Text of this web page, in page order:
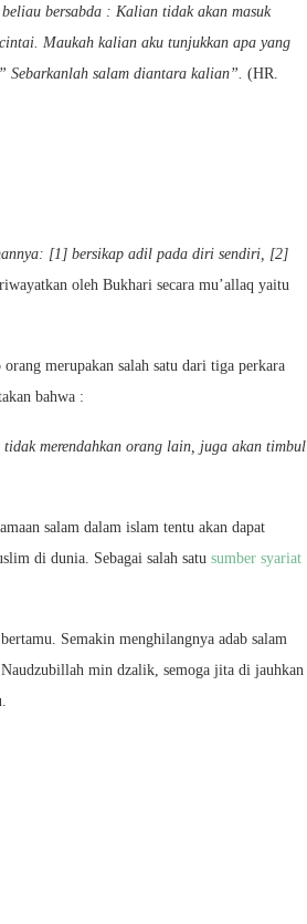
bersabda : Kalian tidak akan masuk
Maukah kalian aku tunjukkan apa yang
Sebarkanlah salam diantara kalian”. (HR.
[1] bersikap adil pada diri sendiri, [2]
oleh Bukhari secara mu’allaq yaitu
merupakan salah satu dari tiga perkara
bahwa :
merendahkan orang lain, juga akan timbul
salam dalam islam tentu akan dapat
di dunia. Sebagai salah satu sumber syariat
Semakin menghilangnya adab salam
min dzalik, semoga jita di jauhkan